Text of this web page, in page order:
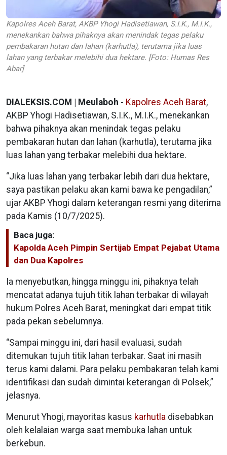
Kapolres Aceh Barat, AKBP Yhogi Hadisetiawan, S.I.K., M.I.K.,
menekankan bahwa pihaknya akan menindak tegas pelaku
pembakaran hutan dan lahan (karhutla), terutama jika luas
lahan yang terbakar melebihi dua hektare. [Foto: Humas Res
Abar]
DIALEKSIS.COM | Meulaboh - Kapolres Aceh Barat,
AKBP Yhogi Hadisetiawan, S.I.K., M.I.K., menekankan
bahwa pihaknya akan menindak tegas pelaku
pembakaran hutan dan lahan (karhutla), terutama jika
luas lahan yang terbakar melebihi dua hektare.
“Jika luas lahan yang terbakar lebih dari dua hektare,
saya pastikan pelaku akan kami bawa ke pengadilan,”
ujar AKBP Yhogi dalam keterangan resmi yang diterima
pada Kamis (10/7/2025).
Baca juga:
Kapolda Aceh Pimpin Sertijab Empat Pejabat Utama
dan Dua Kapolres
Ia menyebutkan, hingga minggu ini, pihaknya telah
mencatat adanya tujuh titik lahan terbakar di wilayah
hukum Polres Aceh Barat, meningkat dari empat titik
pada pekan sebelumnya.
“Sampai minggu ini, dari hasil evaluasi, sudah
ditemukan tujuh titik lahan terbakar. Saat ini masih
terus kami dalami. Para pelaku pembakaran telah kami
identifikasi dan sudah dimintai keterangan di Polsek,”
jelasnya.
Menurut Yhogi, mayoritas kasus karhutla disebabkan
oleh kelalaian warga saat membuka lahan untuk
berkebun.